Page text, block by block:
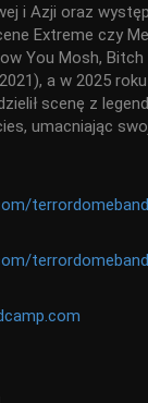
i Azji oraz
Extreme czy
You Mosh,
a w 2025 roku
scenę z
umacniając
terrordomeband
terrordomeband